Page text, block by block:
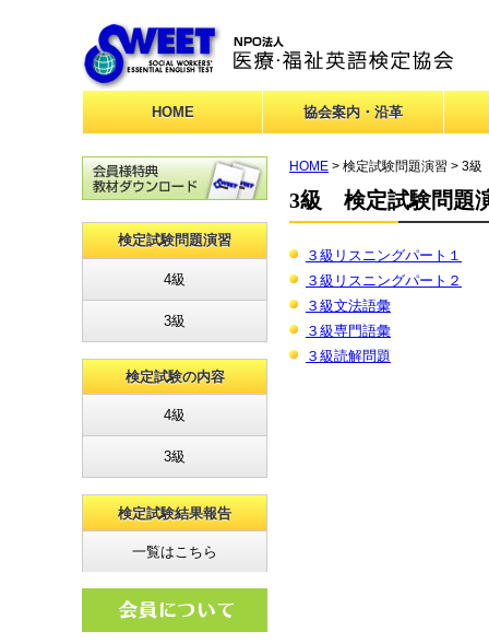
HOME 協会案内・沿革
HOME > 検定試験問題演習 > 3級
3級 検定試験問題
３級リスニングパート１
３級リスニングパート２
３級文法語彙
３級専門語彙
３級読解問題
検定試験問題演習
4級
3級
検定試験の内容
4級
3級
検定試験結果報告
一覧はこちら